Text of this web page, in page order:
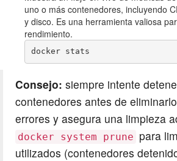
uno o más contenedores, incluyendo
y disco. Es una herramienta valiosa
rendimiento.
docker stats
Consejo: siempre intente
contenedores antes de
errores y asegura una limpieza
docker system prune para
utilizados (contenedores